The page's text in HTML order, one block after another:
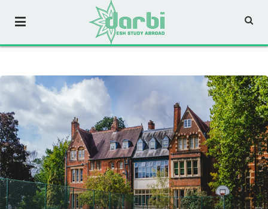
Вие сте тук: » Средно образование в чужбина
» Англия »